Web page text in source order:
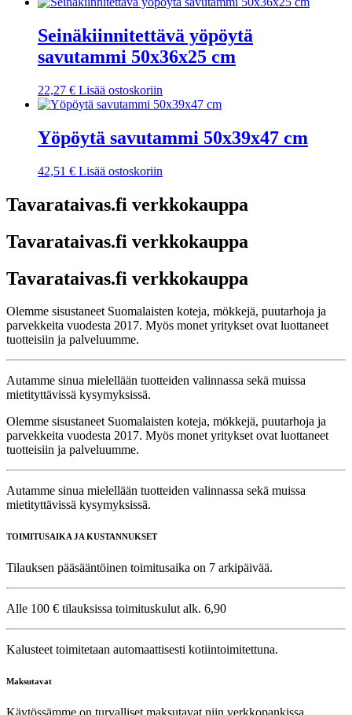
Seinäkiinnitettävä yöpöytä
savutammi 50x36x25 cm
22,27 € Lisää ostoskoriin
Yöpöytä savutammi 50x39x47 cm
42,51 € Lisää ostoskoriin
Tavarataivas.fi verkkokauppa
Tavarataivas.fi verkkokauppa
Tavarataivas.fi verkkokauppa
Olemme sisustaneet Suomalaisten koteja, mökkejä, puutarhoja ja
parvekkeita vuodesta 2017. Myös monet yritykset ovat luottaneet
tuotteisiin ja palveluumme.
Autamme sinua mielellään tuotteiden valinnassa sekä muissa
mietityttävissä kysymyksissä.
Olemme sisustaneet Suomalaisten koteja, mökkejä, puutarhoja ja
parvekkeita vuodesta 2017. Myös monet yritykset ovat luottaneet
tuotteisiin ja palveluumme.
Autamme sinua mielellään tuotteiden valinnassa sekä muissa
mietityttävissä kysymyksissä.
TOIMITUSAIKA JA KUSTANNUKSET
Tilauksen pääsääntöinen toimitusaika on 7 arkipäivää.
Alle 100 € tilauksissa toimituskulut alk. 6,90
Kalusteet toimitetaan automaattisesti kotiintoimitettuna.
Maksutavat